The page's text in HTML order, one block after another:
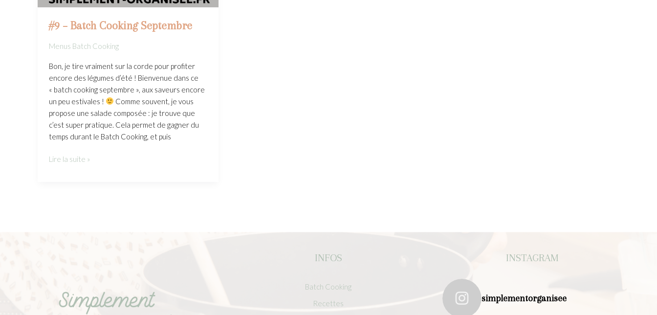
#9 – Batch Cooking Septembre
Menus Batch Cooking
Bon, je tire vraiment sur la corde pour profiter
encore des légumes d’été ! Bienvenue dans ce
« batch cooking septembre », aux saveurs encore
un peu estivales !
Comme souvent, je vous
propose une salade composée : je trouve que
c’est super pratique. Cela permet de gagner du
temps durant le Batch Cooking, et puis
Lire la suite »
INFOS
Batch Cooking
Recettes
INSTAGRAM
simplementorganisee